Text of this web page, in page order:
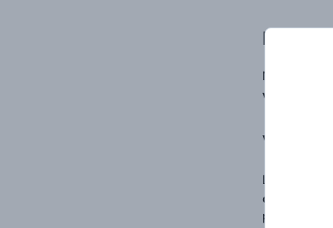
Kvalitná
Na potlač
výrazných
Vlastný
Ľahko a
digitálna
po procese